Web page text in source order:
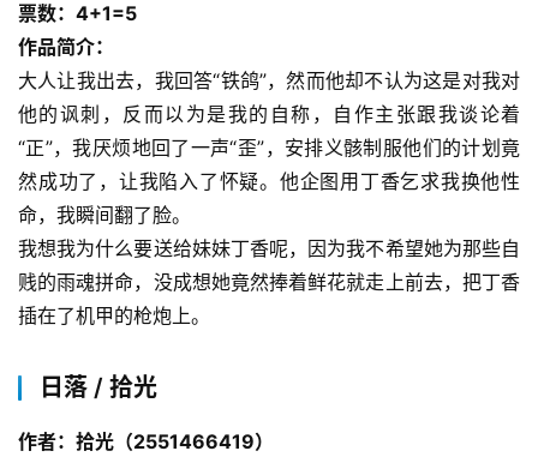
票数：4+1=5
作品简介：
大人让我出去，我回答“铁鸽”，然而他却不认为这是对我对
他的讽刺，反而以为是我的自称，自作主张跟我谈论着
“正”，我厌烦地回了一声“歪”，安排义骸制服他们的计划竟
然成功了，让我陷入了怀疑。他企图用丁香乞求我换他性
命，我瞬间翻了脸。
我想我为什么要送给妹妹丁香呢，因为我不希望她为那些自
贱的雨魂拼命，没成想她竟然捧着鲜花就走上前去，把丁香
插在了机甲的枪炮上。
日落 / 拾光
作者：拾光（2551466419）